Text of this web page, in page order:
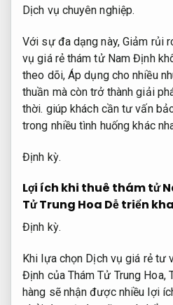
Dịch vụ chuyên nghiệp.
Với sự đa dạng này, Giảm rủi
vụ giá rẻ thám tử Nam Định
theo dõi, Áp dụng cho nhiều
thuần mà còn trở thành giải
thời. giúp khách cần tư vấn
trong nhiều tình huống khác
Định kỳ.
Lợi ích khi thuê thám tử
Tử Trung Hoa Dễ triển
Định kỳ.
Khi lựa chọn Dịch vụ giá rẻ tư
Định của Thám Tử Trung Hoa,
hàng sẽ nhận được nhiều lợi